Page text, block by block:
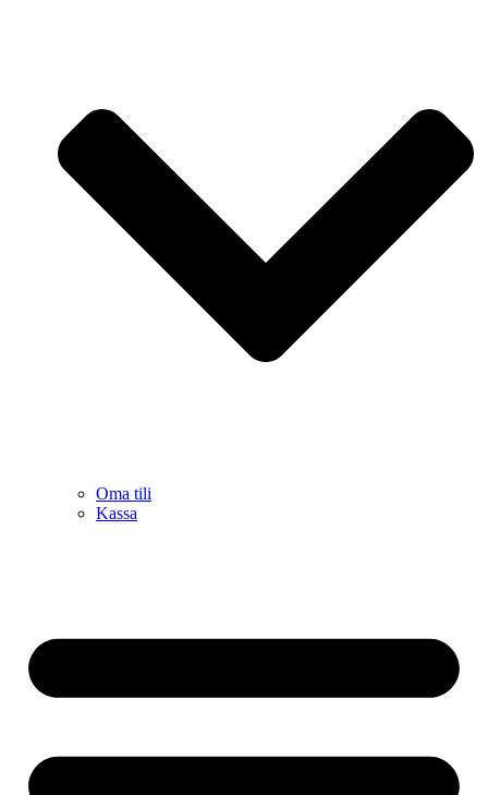
Oma tili
Kassa